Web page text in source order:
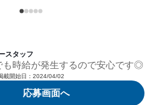
スタッフ
も時給が発生するので安心です◎
載開始日： 2024/04/02
応募画面へ